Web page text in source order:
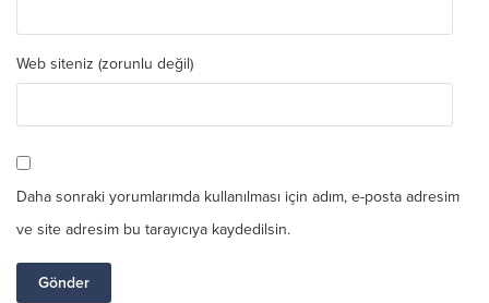
Web siteniz (zorunlu değil)
Daha sonraki yorumlarımda kullanılması için adım, e-posta adresim
ve site adresim bu tarayıcıya kaydedilsin.